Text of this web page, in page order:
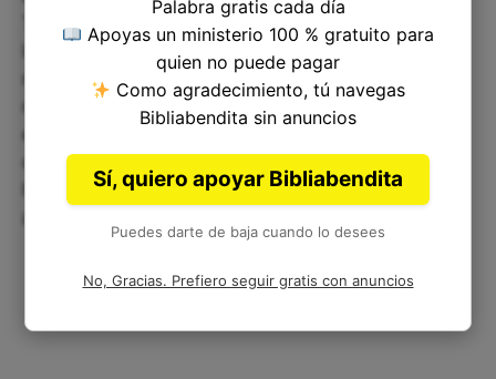
También nos recuerda la importancia de practicar
la reflexión constante sobre nuestras acciones y
mantener una actitud humilde y abierta para
reconocer nuestros errores. A través de estas
enseñanzas, podemos aprender a ser más
compasivos y comprensivos con los demás y a
llevar una vida más plena y satisfactoria de
Palabra gratis cada día
Apoyas un ministerio 100 % gratuito para
quien no puede pagar
Como agradecimiento, tú navegas
Bibliabendita sin anuncios
Sí, quiero apoyar Bibliabendita
Puedes darte de baja cuando lo desees
No, Gracias. Prefiero seguir gratis con anuncios